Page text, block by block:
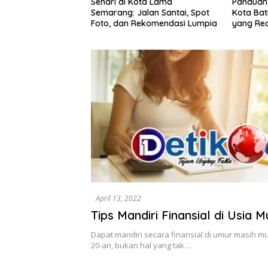
Kota Batu: Itinerary Seharian
yang Realistis
7 Menu
Mudah
April 13, 2022
Tips Mandiri Finansial di Usia
Dapat mandiri secara finansial di umur masih
20-an, bukan hal yang tak…